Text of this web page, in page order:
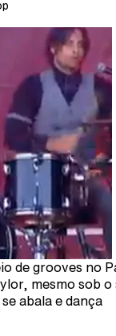
de grooves no
mesmo sob o
abala e dança